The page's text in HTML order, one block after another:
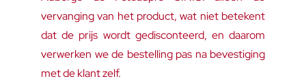
vervanging van het product, wat niet betekent
dat de prijs wordt gedisconteerd, en daarom
verwerken we de bestelling pas na bevestiging
met de klant zelf.